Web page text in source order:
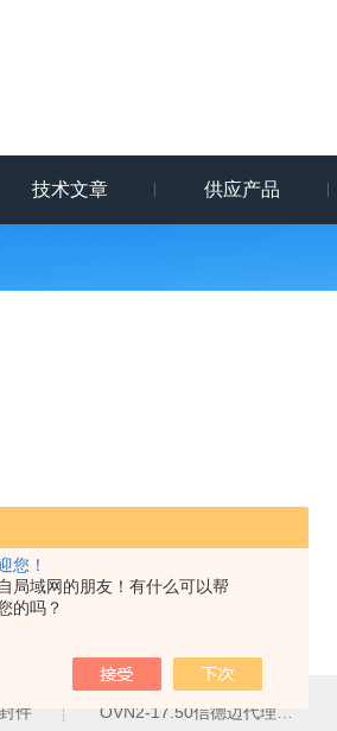
您！
局域网的朋友！有什么可以帮
的吗？
技术文章 供应产品
件 OVN2-17.50信德迈代理PMA导管夹